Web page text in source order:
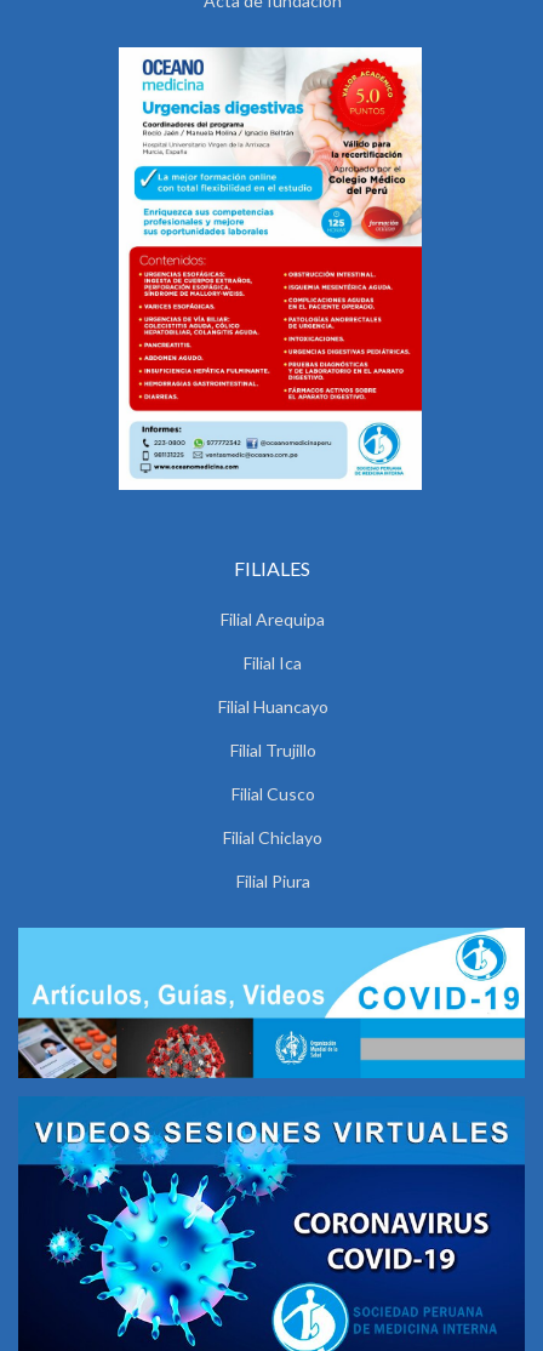
FILIALES
Filial Arequipa
Filial Ica
Filial Huancayo
Filial Trujillo
Filial Cusco
Filial Chiclayo
Filial Piura